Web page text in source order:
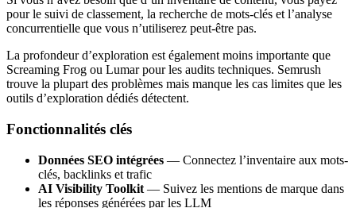
pour le suivi de classement, la recherche de mots-clés et l’analyse
concurrentielle que vous n’utiliserez peut-être pas.
La profondeur d’exploration est également moins importante que
Screaming Frog ou Lumar pour les audits techniques. Semrush
trouve la plupart des problèmes mais manque les cas limites que les
outils d’exploration dédiés détectent.
Fonctionnalités clés
Données SEO intégrées — Connectez l’inventaire aux mots-
clés, backlinks et trafic
AI Visibility Toolkit — Suivez les mentions de marque dans
les réponses générées par les LLM